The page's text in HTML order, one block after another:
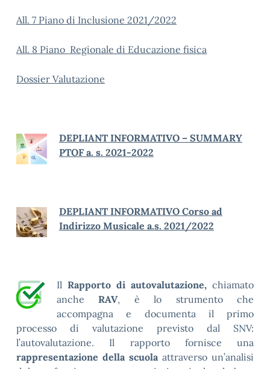
All. 7 Piano di Inclusione 2021/2022
All. 8 Piano Regionale di Educazione fisica
Dossier Valutazione
DEPLIANT INFORMATIVO – SUMMARY
PTOF a. s. 2021-2022
DEPLIANT INFORMATIVO Corso ad
Indirizzo Musicale a.s. 2021/2022
Il Rapporto di autovalutazione, chiamato
ancheRAV, è lo strumento che
accompagna e documenta il primo
processo di valutazione previsto dal SNV:
l’autovalutazione. Il rapporto fornisce una
rappresentazione della scuolaattraverso un’analisi